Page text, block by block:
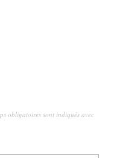
obligatoires sont indiqués avec